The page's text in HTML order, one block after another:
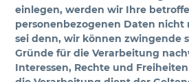
einlegen, werden wir Ihre
personenbezogenen Daten nicht
sei denn, wir können zwingende
Gründe für die Verarbeitung
Interessen, Rechte und